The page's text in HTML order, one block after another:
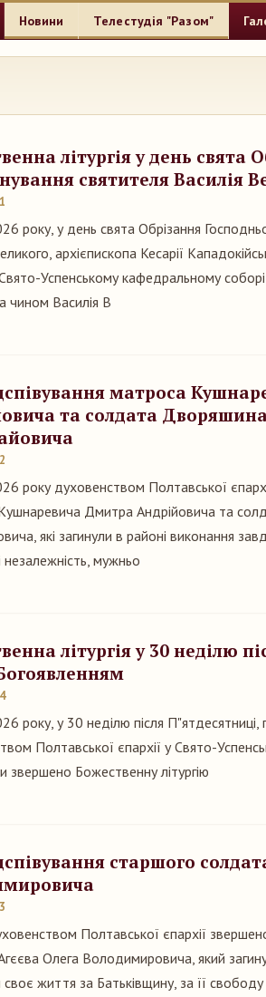
Новини Телестудія "Разом"
літургія у день свята
святителя Василія
року, у день свята Обрізання
архієпископа Кесарії
Свято-Успенському кафедральному
чином Василія В
матроса
та солдата
року духовенством Полтавської
Дмитра Андрійовича та
які загинули в районі виконання
незалежність, мужньо
літургія у 30 неділю
року, у 30 неділю після
Полтавської єпархії у Свято-
звершено Божественну літургію
старшого
Полтавської єпархії
Олега Володимировича, який
життя за Батьківщину, за її свободу